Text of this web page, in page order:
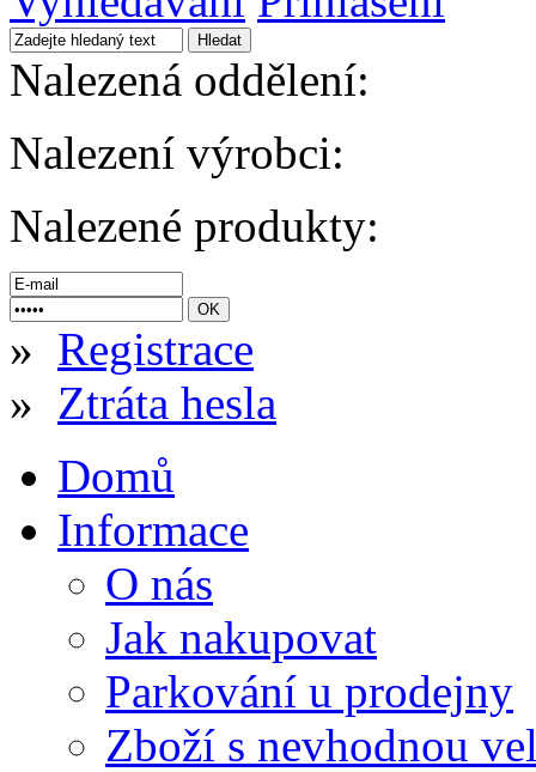
Nalezená oddělení:
Nalezení výrobci:
Nalezené produkty:
» Registrace
» Ztráta hesla
Domů
Informace
O nás
Jak nakupovat
Parkování u prodejny
Zboží s nevhodnou